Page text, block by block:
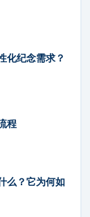
化纪念需求？
程
么？它为何如